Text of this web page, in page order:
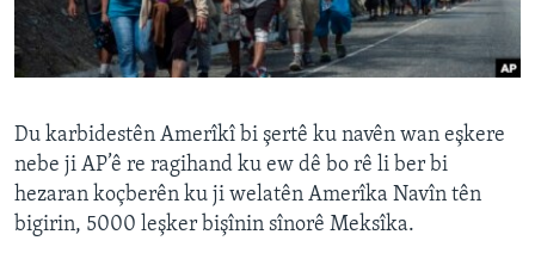
ÇAND Û HUNER
SERNIVÎS
Learning English
FOLLOW US
Du karbidestên Amerîkî bi şertê ku navên wan eşkere
nebe ji AP’ê re ragihand ku ew dê bo rê li ber bi
hezaran koçberên ku ji welatên Amerîka Navîn tên
bigirin, 5000 leşker bişînin sînorê Meksîka.